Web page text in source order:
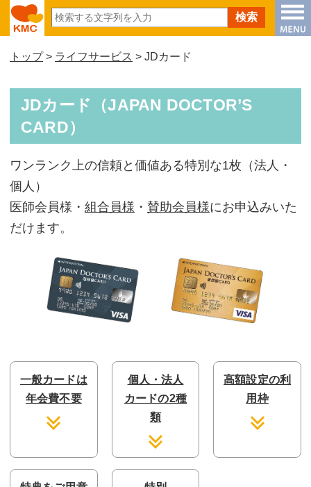
トップ> ライフサービス > JDカード
JDカード（JAPAN DOCTOR’S
CARD）
ワンランク上の信頼と価値ある特別な1枚（法人・
個人）
医師会員様・ 組合員様 ・ 賛助会員様にお申込みいた
だけます。
一般カードは
年会費不要
個人・法人
カードの2種
類
高額設定の利
用枠